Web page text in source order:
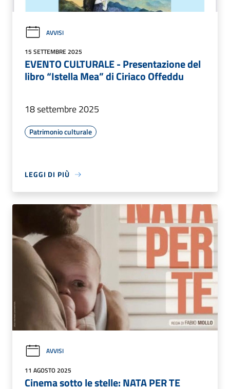
AVVISI
15 SETTEMBRE 2025
EVENTO CULTURALE - Presentazione del
libro “Istella Mea” di Ciriaco Offeddu
18 settembre 2025
Patrimonio culturale
LEGGI DI PIÙ
AVVISI
11 AGOSTO 2025
Cinema sotto le stelle: NATA PER TE